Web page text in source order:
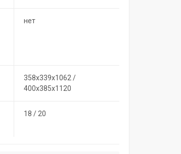
нет
358х339х1062 /
400х385х1120
18 / 20